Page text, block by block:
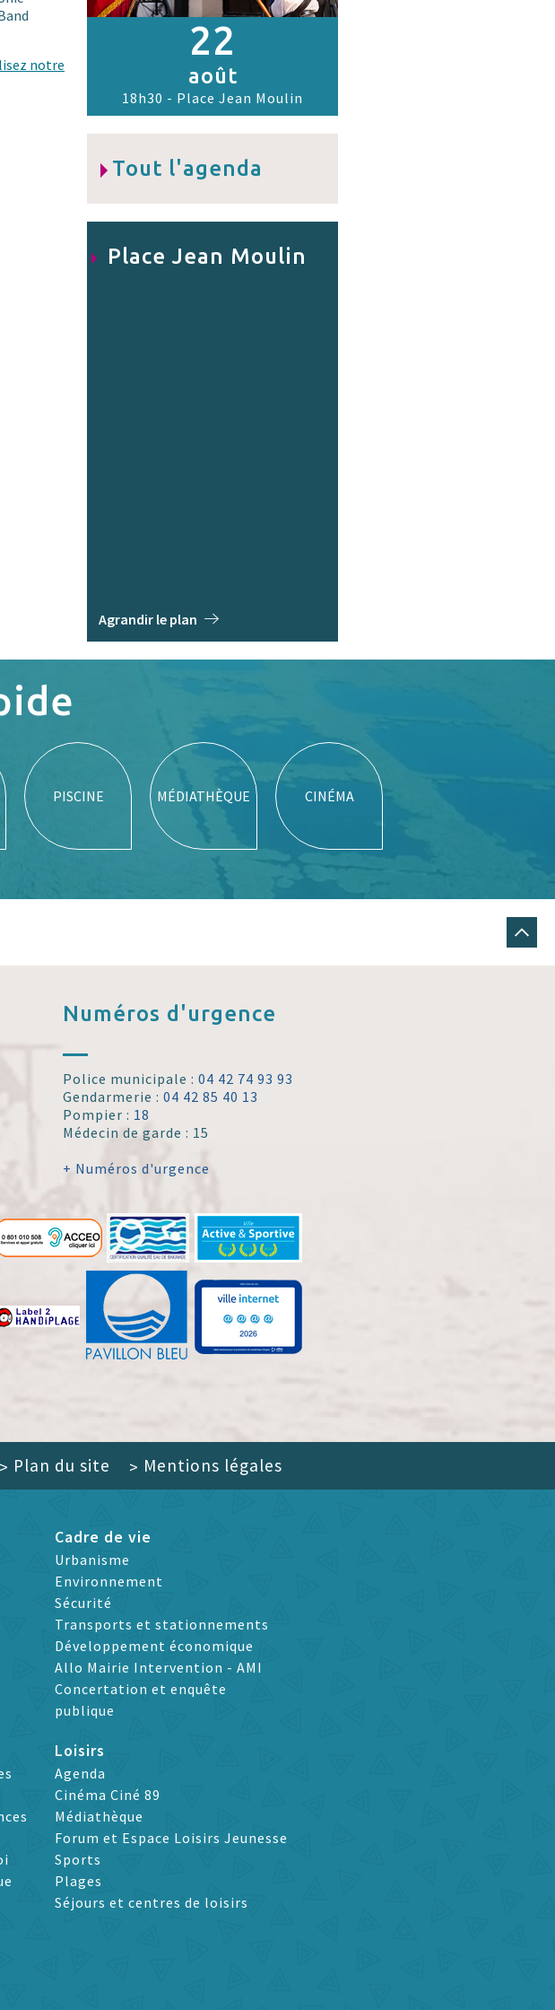
lisez notre
22
août
18h30 - Place Jean Moulin
Tout l'agenda
Place Jean Moulin
Agrandir le plan
PISCINE MÉDIATHÈQUE CINÉMA
Numéros d'urgence
Police municipale :04 42 74 93 93
Gendarmerie :04 42 85 40 13
Pompier : 18
Médecin de garde : 15
+ Numéros d'urgence
> Plan du site > Mentions légales
Cadre de vie
Urbanisme
Environnement
Sécurité
Transports et stationnements
Développement économique
Allo Mairie Intervention - AMI
Concertation et enquête
publique
Loisirs
Agenda
Cinéma Ciné 89
Médiathèque
Forum et Espace Loisirs Jeunesse
Sports
Plages
Séjours et centres de loisirs